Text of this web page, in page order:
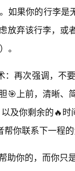
如果你的行李
放弃该行李，或
。
：再次强调，不
🎯上前，清晰、
及你剩余的🔥
帮你联系下一程
助你的，而你只